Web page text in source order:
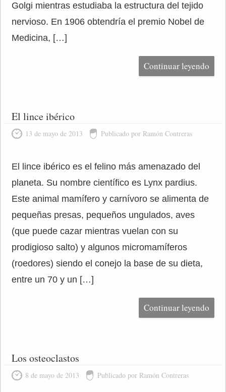
Golgi mientras estudiaba la estructura del tejido
nervioso. En 1906 obtendría el premio Nobel de
Medicina, […]
Continuar leyendo
El lince ibérico
13 de mayo de 2013 Publicado por Ramón Contreras
El lince ibérico es el felino más amenazado del
planeta. Su nombre científico es Lynx pardius.
Este animal mamífero y carnívoro se alimenta de
pequeñas presas, pequeños ungulados, aves
(que puede cazar mientras vuelan con su
prodigioso salto) y algunos micromamíferos
(roedores) siendo el conejo la base de su dieta,
entre un 70 y un […]
Continuar leyendo
Los osteoclastos
8 de mayo de 2013 Publicado por Ramón Contreras